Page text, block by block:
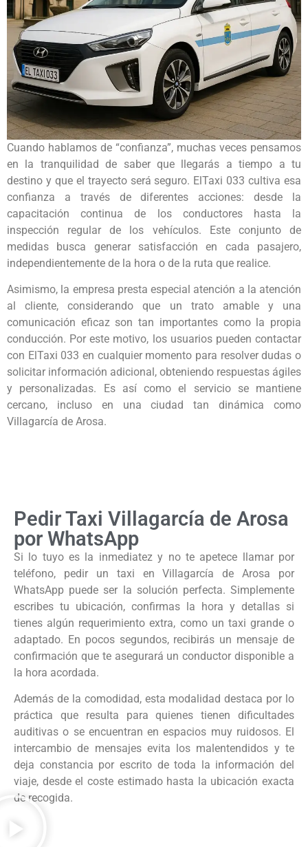
Cuando hablamos de “confianza”, muchas veces pensamos
en la tranquilidad de saber que llegarás a tiempo a tu
destino y que el trayecto será seguro. ElTaxi 033 cultiva esa
confianza a través de diferentes acciones: desde la
capacitación continua de los conductores hasta la
inspección regular de los vehículos. Este conjunto de
medidas busca generar satisfacción en cada pasajero,
independientemente de la hora o de la ruta que realice.
Asimismo, la empresa presta especial atención a la atención
al cliente, considerando que un trato amable y una
comunicación eficaz son tan importantes como la propia
conducción. Por este motivo, los usuarios pueden contactar
con ElTaxi 033 en cualquier momento para resolver dudas o
solicitar información adicional, obteniendo respuestas ágiles
y personalizadas. Es así como el servicio se mantiene
cercano, incluso en una ciudad tan dinámica como
Villagarcía de Arosa.
Pedir Taxi Villagarcía de Arosa
por WhatsApp
Si lo tuyo es la inmediatez y no te apetece llamar por
teléfono, pedir un taxi en Villagarcía de Arosa por
WhatsApp puede ser la solución perfecta. Simplemente
escribes tu ubicación, confirmas la hora y detallas si
tienes algún requerimiento extra, como un taxi grande o
adaptado. En pocos segundos, recibirás un mensaje de
confirmación que te asegurará un conductor disponible a
la hora acordada.
Además de la comodidad, esta modalidad destaca por lo
práctica que resulta para quienes tienen dificultades
auditivas o se encuentran en espacios muy ruidosos. El
intercambio de mensajes evita los malentendidos y te
deja constancia por escrito de toda la información del
viaje, desde el coste estimado hasta la ubicación exacta
de recogida.